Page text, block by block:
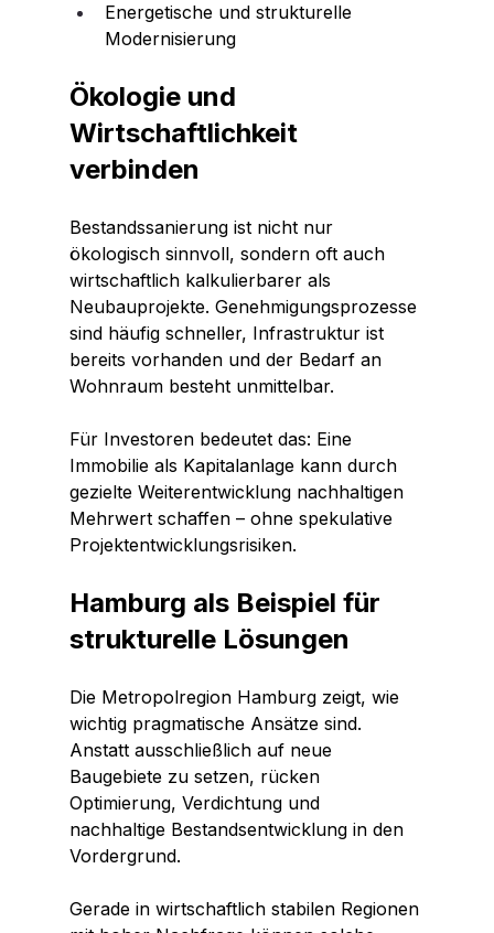
Energetische und strukturelle
Modernisierung
Ökologie und
Wirtschaftlichkeit
verbinden
Bestandssanierung ist nicht nur
ökologisch sinnvoll, sondern oft auch
wirtschaftlich kalkulierbarer als
Neubauprojekte. Genehmigungsprozesse
sind häufig schneller, Infrastruktur ist
bereits vorhanden und der Bedarf an
Wohnraum besteht unmittelbar.
Für Investoren bedeutet das: Eine
Immobilie als Kapitalanlage kann durch
gezielte Weiterentwicklung nachhaltigen
Mehrwert schaffen – ohne spekulative
Projektentwicklungsrisiken.
Hamburg als Beispiel für
strukturelle Lösungen
Die Metropolregion Hamburg zeigt, wie
wichtig pragmatische Ansätze sind.
Anstatt ausschließlich auf neue
Baugebiete zu setzen, rücken
Optimierung, Verdichtung und
nachhaltige Bestandsentwicklung in den
Vordergrund.
Gerade in wirtschaftlich stabilen Regionen